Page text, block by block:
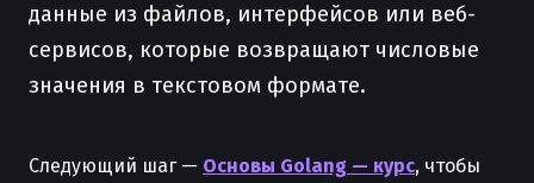
данные из файлов, интерфейсов или веб-
сервисов, которые возвращают числовые
значения в текстовом формате.
Следующий шаг — Основы Golang — курс, чтобы